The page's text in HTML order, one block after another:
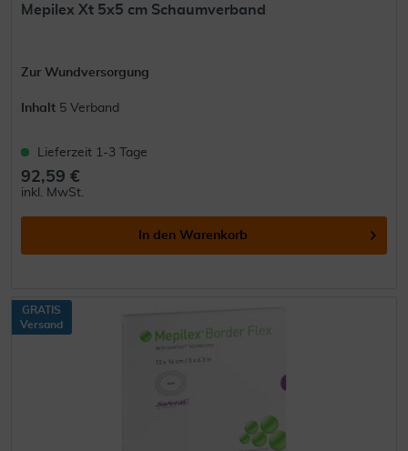
Mepilex Xt 5x5 cm Schaumverband
Zur Wundversorgung
Inhalt 5 Verband
Lieferzeit 1-3 Tage
92,59 €
inkl. MwSt.
In den Warenkorb
GRATIS
Versand